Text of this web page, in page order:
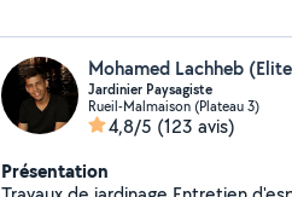
Jardinier Paysagiste
Rueil-Malmaison (Plateau 3)
4,8/5 (123 avis)
Présentation